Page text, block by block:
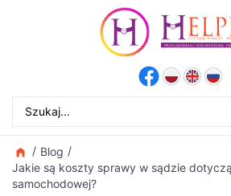
Blog
Jakie są koszty sprawy w sądzie
samochodowej?